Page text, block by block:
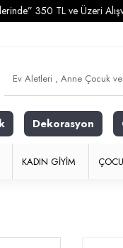
350 TL ve Üzeri
Dekorasyon
KADIN GIYIM